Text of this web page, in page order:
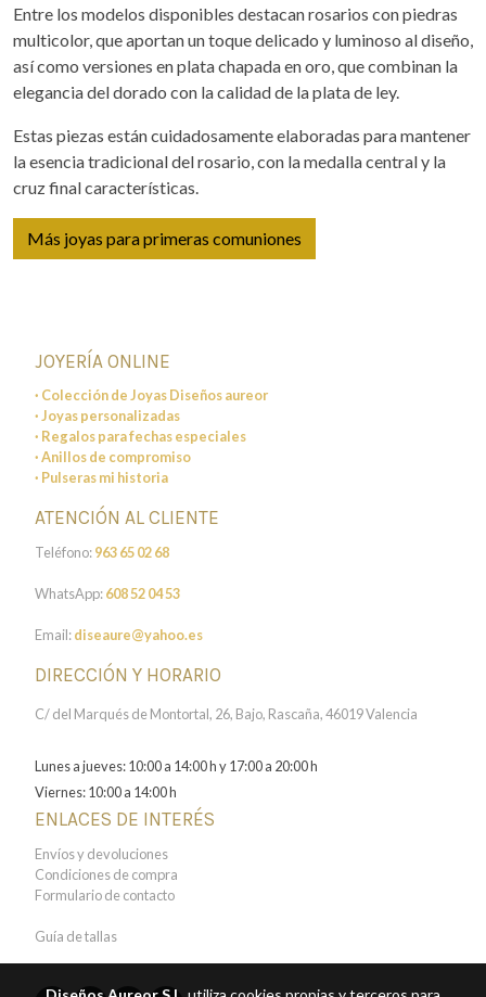
Entre los modelos disponibles destacan rosarios con piedras
multicolor, que aportan un toque delicado y luminoso al diseño,
así como versiones en plata chapada en oro, que combinan la
elegancia del dorado con la calidad de la plata de ley.
Estas piezas están cuidadosamente elaboradas para mantener
la esencia tradicional del rosario, con la medalla central y la
cruz final características.
Más joyas para primeras comuniones
JOYERÍA ONLINE
· Colección de Joyas Diseños aureor
· Joyas personalizadas
· Regalos para fechas especiales
· Anillos de compromiso
· Pulseras mi historia
ATENCIÓN AL CLIENTE
Teléfono:963 65 02 68
WhatsApp:608 52 04 53
Email:diseaure@yahoo.es
DIRECCIÓN Y HORARIO
C/ del Marqués de Montortal, 26, Bajo, Rascaña, 46019 Valencia
Lunes a jueves: 10:00 a 14:00 h y 17:00 a 20:00 h
Viernes: 10:00 a 14:00 h
ENLACES DE INTERÉS
Envíos y devoluciones
Condiciones de compra
Formulario de contacto
Guía de tallas